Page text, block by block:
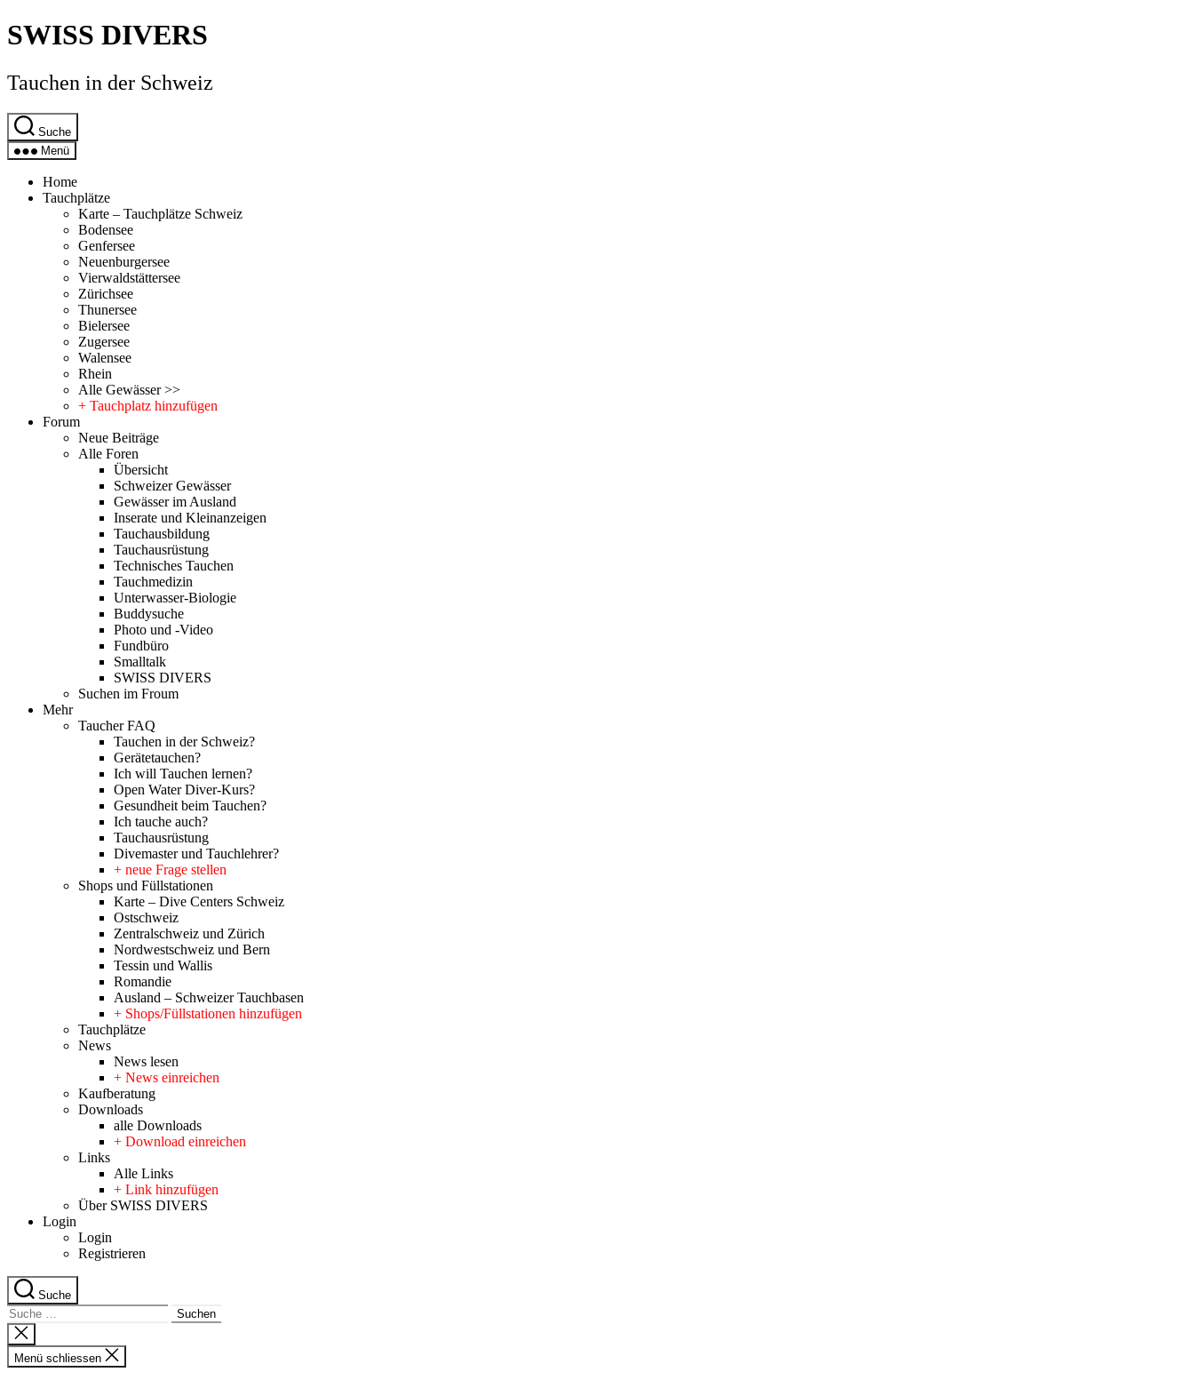
Direkt
zum
wechseln
SWISS DIVERS
Tauchen in der Schweiz
Suche
Menü
Home
Tauchplätze
Karte – Tauchplätze Schweiz
Bodensee
Genfersee
Neuenburgersee
Vierwaldstättersee
Zürichsee
Thunersee
Bielersee
Zugersee
Walensee
Rhein
Alle Gewässer >>
+ Tauchplatz hinzufügen
Forum
Neue Beiträge
Alle Foren
Übersicht
Schweizer Gewässer
Gewässer im Ausland
Inserate und Kleinanzeigen
Tauchausbildung
Tauchausrüstung
Technisches Tauchen
Tauchmedizin
Unterwasser-Biologie
Buddysuche
Photo und -Video
Fundbüro
Smalltalk
SWISS DIVERS
Suchen im Froum
Mehr
Taucher FAQ
Tauchen in der Schweiz?
Gerätetauchen?
Ich will Tauchen lernen?
Open Water Diver-Kurs?
Gesundheit beim Tauchen?
Ich tauche auch?
Tauchausrüstung
Divemaster und Tauchlehrer?
+ neue Frage stellen
Shops und Füllstationen
Karte – Dive Centers Schweiz
Ostschweiz
Zentralschweiz und Zürich
Nordwestschweiz und Bern
Tessin und Wallis
Romandie
Ausland – Schweizer Tauchbasen
+ Shops/Füllstationen hinzufügen
Tauchplätze
News
News lesen
+ News einreichen
Kaufberatung
Downloads
alle Downloads
+ Download einreichen
Links
Alle Links
+ Link hinzufügen
Über SWISS DIVERS
Login
Login
Registrieren
Suche
Suche
nach:
Suche
schliessen
Menü schliessen